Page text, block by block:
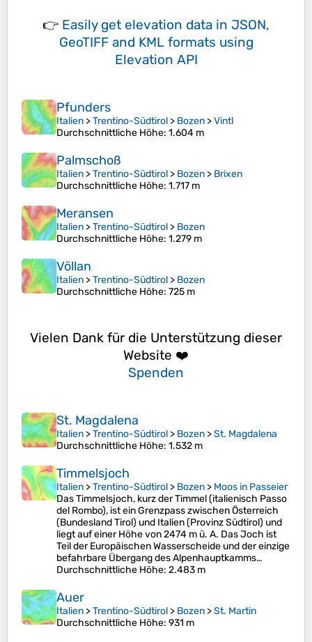
👉 Easily get elevation data in JSON,
GeoTIFF and KML formats using
Elevation API
Pfunders
Italien >Trentino-Südtirol > Bozen >Vintl
Durchschnittliche Höhe: 1.604 m
Palmschoß
Italien >Trentino-Südtirol > Bozen > Brixen
Durchschnittliche Höhe: 1.717 m
Meransen
Italien >Trentino-Südtirol > Bozen
Durchschnittliche Höhe: 1.279 m
Völlan
Italien >Trentino-Südtirol > Bozen
Durchschnittliche Höhe: 725 m
Vielen Dank für die Unterstützung dieser
Website ❤️
Spenden
St. Magdalena
Italien >Trentino-Südtirol > Bozen >St. Magdalena
Durchschnittliche Höhe: 1.532 m
Timmelsjoch
Italien >Trentino-Südtirol > Bozen > Moos in Passeier
Das Timmelsjoch, kurz der Timmel (italienisch Passo
del Rombo), ist ein Grenzpass zwischen Österreich
(Bundesland Tirol) und Italien (Provinz Südtirol) und
liegt auf einer Höhe von 2474 m ü. A. Das Joch ist
Teil der Europäischen Wasserscheide und der einzige
befahrbare Übergang des Alpenhauptkamms…
Durchschnittliche Höhe: 2.483 m
Auer
Italien >Trentino-Südtirol > Bozen >St. Martin
Durchschnittliche Höhe: 931 m